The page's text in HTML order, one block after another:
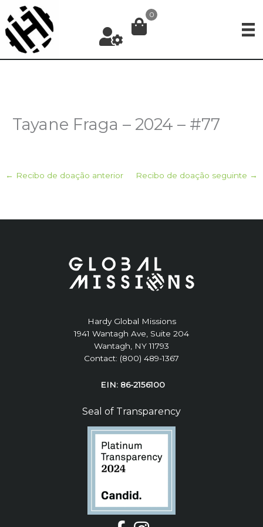
para
conteúdo
0
Tayane Fraga – 2024 – #77
← Recibo de doação anterior Recibo de doação seguinte →
Hardy Global Missions
1941 Wantagh Ave, Suite 204
Wantagh, NY 11793
Contact: (800) 489-1367
EIN: 86-2156100
Seal of Transparency